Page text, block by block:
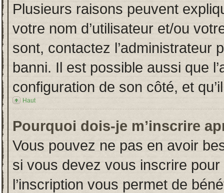
Plusieurs raisons peuvent
votre nom d’utilisateur et/ou
sont, contactez l’administrateur
banni. Il est possible aussi que
configuration de son côté, et
Haut
Pourquoi dois-je m’inscrire
Vous pouvez ne pas en avoir
si vous devez vous inscrire
l’inscription vous permet de